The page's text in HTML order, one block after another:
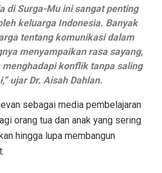
di Surga-Mu ini sangat penting
keluarga Indonesia. Banyak
tentang komunikasi dalam
menyampaikan rasa sayang,
konflik tanpa saling
ujar Dr. Aisah Dahlan.
sebagai media pembelajaran
orang tua dan anak yang sering
hingga lupa membangun